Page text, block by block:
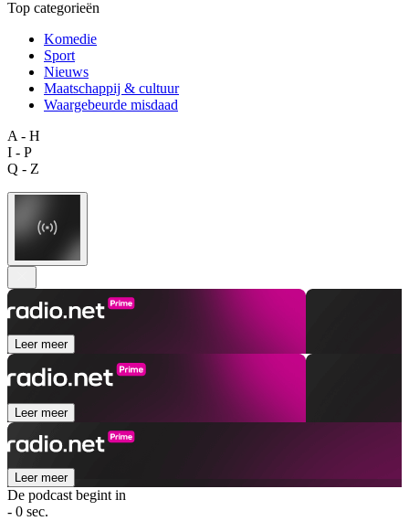
Top categorieën
Komedie
Sport
Nieuws
Maatschappij & cultuur
Waargebeurde misdaad
A - H
I - P
Q - Z
Leer meer
Leer meer
Leer meer
De podcast begint in
- 0 sec.